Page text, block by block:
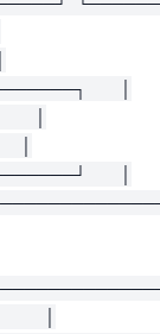
│
│
│
│
│